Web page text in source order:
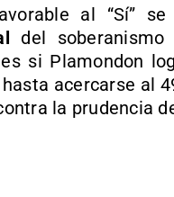
al “Sí”
del
si Plamondon
acercarse al
la prudencia